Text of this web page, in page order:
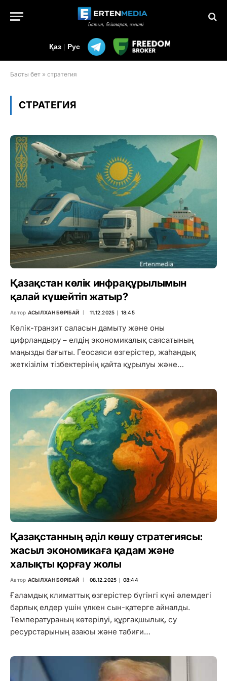
Қаз | Рус
Басты бет » стратегия
СТРАТЕГИЯ
Қазақстан көлік инфрақұрылымын
қалай күшейтіп жатыр?
Автор АСЫЛХАН БӨРІБАЙ 11.12.2025 ∣ 18:45
Көлік-транзит саласын дамыту және оны
цифрландыру – елдің экономикалық саясатының
маңызды бағыты. Геосаяси өзгерістер, жаһандық
жеткізілім тізбектерінің қайта құрылуы және…
Қазақстанның әділ көшу стратегиясы:
жасыл экономикаға қадам және
халықты қорғау жолы
Автор АСЫЛХАН БӨРІБАЙ 08.12.2025 ∣ 08:44
Ғаламдық климаттық өзгерістер бүгінгі күні әлемдегі
барлық елдер үшін үлкен сын-қатерге айналды.
Температураның көтерілуі, құрғақшылық, су
ресурстарының азаюы және табиғи…